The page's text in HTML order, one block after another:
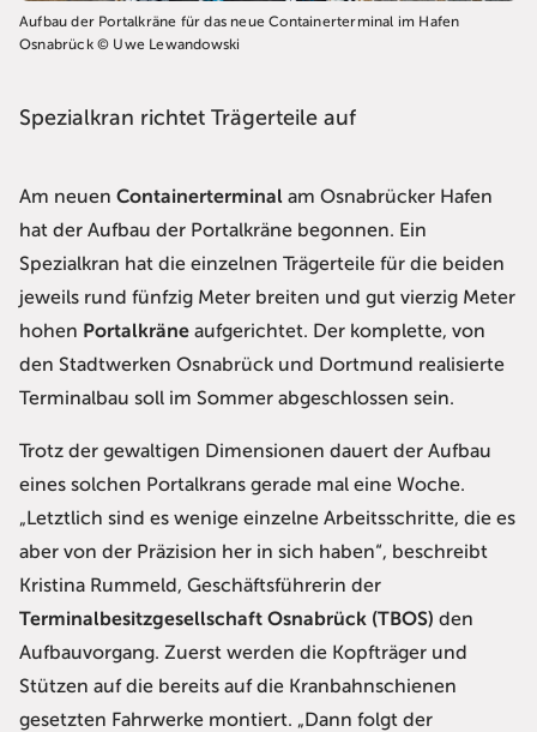
Aufbau der Portalkräne für das neue Containerterminal im Hafen
Osnabrück © Uwe Lewandowski
Spezialkran richtet Trägerteile auf
Am neuen Containerterminal am Osnabrücker Hafen
hat der Aufbau der Portalkräne begonnen. Ein
Spezialkran hat die einzelnen Trägerteile für die beiden
jeweils rund fünfzig Meter breiten und gut vierzig Meter
hohen Portalkräne aufgerichtet. Der komplette, von
den Stadtwerken Osnabrück und Dortmund realisierte
Terminalbau soll im Sommer abgeschlossen sein.
Trotz der gewaltigen Dimensionen dauert der Aufbau
eines solchen Portalkrans gerade mal eine Woche.
„Letztlich sind es wenige einzelne Arbeitsschritte, die es
aber von der Präzision her in sich haben“, beschreibt
Kristina Rummeld, Geschäftsführerin der
Terminalbesitzgesellschaft Osnabrück (TBOS) den
Aufbauvorgang. Zuerst werden die Kopfträger und
Stützen auf die bereits auf die Kranbahnschienen
gesetzten Fahrwerke montiert. „Dann folgt der